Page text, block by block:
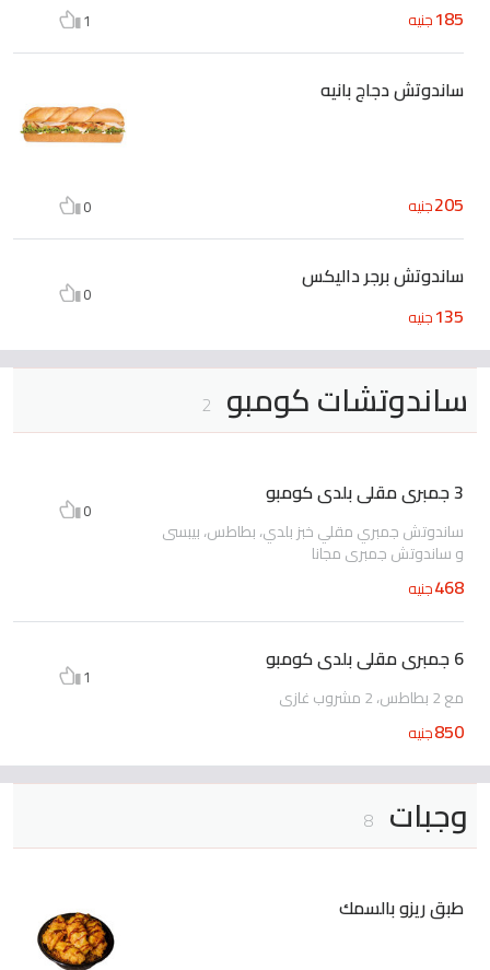
185جنيه 1
ساندوتش دجاج بانيه
205جنيه 0
ساندوتش برجر داليكس
135جنيه
0
ساندوتشات كومبو 2
3 جمبرى مقلى بلدى كومبو
ساندوتش جمبري مقلي خبز بلدي، بطاطس، بيبسى
و ساندوتش جمبرى مجانا
468جنيه
0
6 جمبرى مقلى بلدى كومبو
مع 2 بطاطس، 2 مشروب غازى
850جنيه
1
وجبات 8
طبق ريزو بالسمك